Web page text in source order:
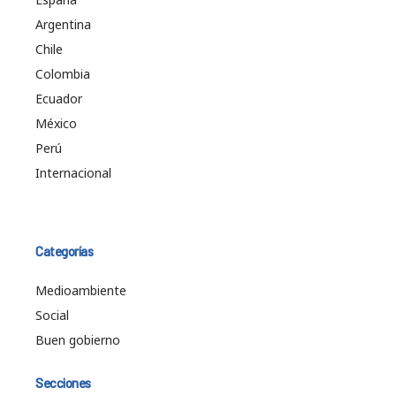
Argentina
Chile
Colombia
Ecuador
México
Perú
Internacional
Categorías
Medioambiente
Social
Buen gobierno
Secciones